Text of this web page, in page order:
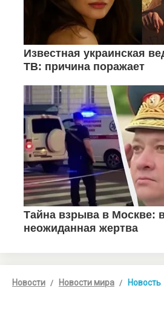
Новости Новости мира Новость